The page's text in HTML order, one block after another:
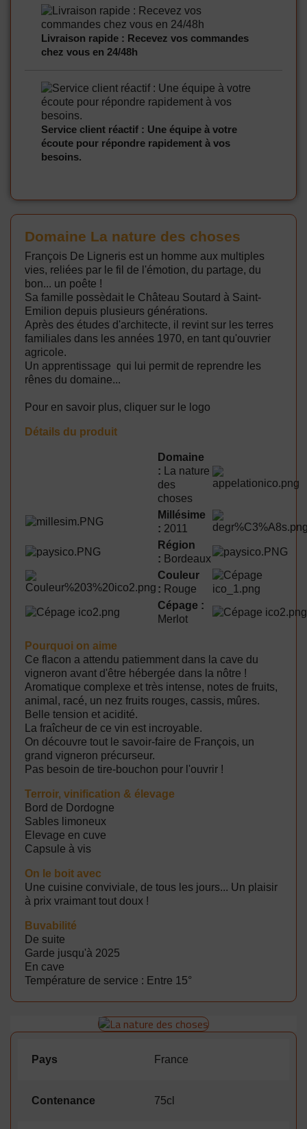
Livraison rapide : Recevez vos commandes
chez vous en 24/48h
Service client réactif : Une équipe à votre
écoute pour répondre rapidement à vos
besoins.
Domaine La nature des choses
François De Ligneris est un homme aux multiples
vies, reliées par le fil de l'émotion, du partage, du
bon... un poête !
Sa famille possèdait le Château Soutard à Saint-
Emilion depuis plusieurs générations.
Après des études d'architecte, il revint sur les terres
familiales dans les années 1970, en tant qu'ouvrier
agricole.
Un apprentissage qui lui permit de reprendre les
rênes du domaine...
Pour en savoir plus, cliquer sur le logo
Détails du produit
Domaine
: La nature
des
choses
Millésime
: 2011
Région
: Bordeaux
Couleur
: Rouge
Cépage :
Merlot
Pourquoi on aime
Ce flacon a attendu patiemment dans la cave du
vigneron avant d'être hébergée dans la nôtre !
Aromatique complexe et très intense, notes de fruits,
animal, racé, un nez fruits rouges, cassis, mûres.
Belle tension et acidité.
La fraîcheur de ce vin est incroyable.
On découvre tout le savoir-faire de François, un
grand vigneron précurseur.
Pas besoin de tire-bouchon pour l'ouvrir !
Terroir, vinification & élevage
Bord de Dordogne
Sables limoneux
Elevage en cuve
Capsule à vis
On le boit avec
Une cuisine conviviale, de tous les jours... Un plaisir
à prix vraimant tout doux !
Buvabilité
De suite
Garde jusqu'à 2025
En cave
Température de service : Entre 15°
Pays France
Contenance 75cl